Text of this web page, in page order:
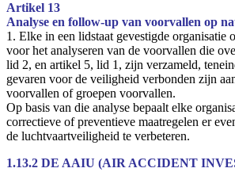
Artikel 13
Analyse en follow-up van voorvallen op
1. Elke in een lidstaat gevestigde organisatie
voor het analyseren van de voorvallen die
lid 2, en artikel 5, lid 1, zijn verzameld,
gevaren voor de veiligheid verbonden zijn
voorvallen of groepen voorvallen.
Op basis van die analyse bepaalt elke
correctieve of preventieve maatregelen er
de luchtvaartveiligheid te verbeteren.
1.13.2 DE AAIU (AIR ACCIDENT